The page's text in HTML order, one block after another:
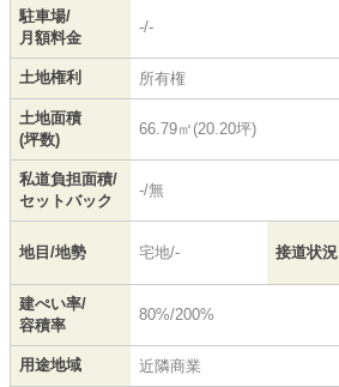
駐車場/
月額料金
-/-
土地権利 所有権
土地面積
(坪数)
66.79㎡(20.20坪)
私道負担面積/
セットバック
-/無
地目/地勢 宅地/- 接道状況
建ぺい率/
容積率
80%/200%
用途地域 近隣商業